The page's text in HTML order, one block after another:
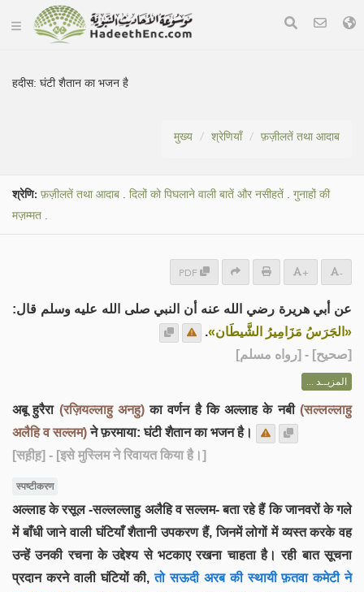
हदीस:घंटी शैतान का भजन है
मुख्य श्रेणियाँ फ़ज़ीलतें तथा आदाब
श्रेणि: फ़ज़ीलतें तथा आदाब . दिलों को पिघलाने वाली बातें और नसीहतें . गुनाहों की
मज़म्मत .
PDF + -
عن أبي هريرة رضي الله عنه أن النبي صلى الله عليه وسلم قال:
«الجَرَسُ مَزَامِيرُ الشَّيطَان».
[صحيح] - [رواه مسلم]
المزيــد ...
अबू हुरैरा (रज़ियल्लाहु अनहु)का वर्णन है कि अल्लाह के नबी(सल्लल्लाहु
अलैहि व सल्लम)ने फ़रमाया: घंटी शैतान का भजन है।
[सह़ीह़] - [इसे मुस्लिम ने रिवायत किया है।]
स्पष्टीकरण
अल्लाह के रसूल -सल्लल्लाहु अलैहि व सल्लम- बता रहे हैं कि जानवरों के गले
में बाँधी जाने वाली घंटियाँ शैतानी उपकरण हैं, जिनमें लोगों में व्यस्त करके वह
उन्हें उनकी रचना के उद्देश्य से भटकाए रखना चाहता है। रही बात सूचना
प्रदान करने वाली घंटियों की, तो सऊदी अरब की स्थायी फ़तवा कमेटी ने